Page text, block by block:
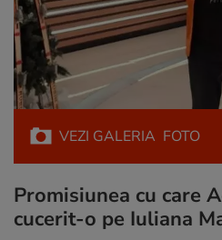
VEZI GALERIA FOTO
Promisiunea cu care
cucerit-o pe Iuliana